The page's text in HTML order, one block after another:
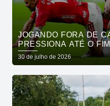
JOGANDO FORA DE
PRESSIONA ATÉ O
PELO BRASILEIRÃO
30 de julho de 2026